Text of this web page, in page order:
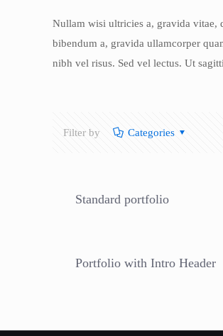
Nullam wisi ultricies a, gravida vitae,
bibendum a, gravida ullamcorper
nibh vel risus. Sed vel lectus. Ut
Filter by Categories
Standard portfolio
Portfolio with Intro Header